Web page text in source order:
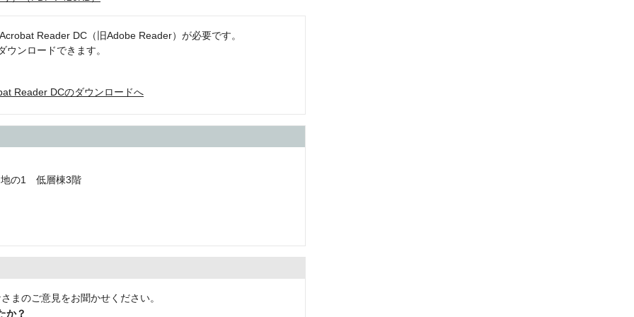
Reader DC（旧Adobe Reader）が必要です。
ンロードできます。
Reader DCのダウンロードへ
の1 低層棟3階
まのご意見をお聞かせください。
か？